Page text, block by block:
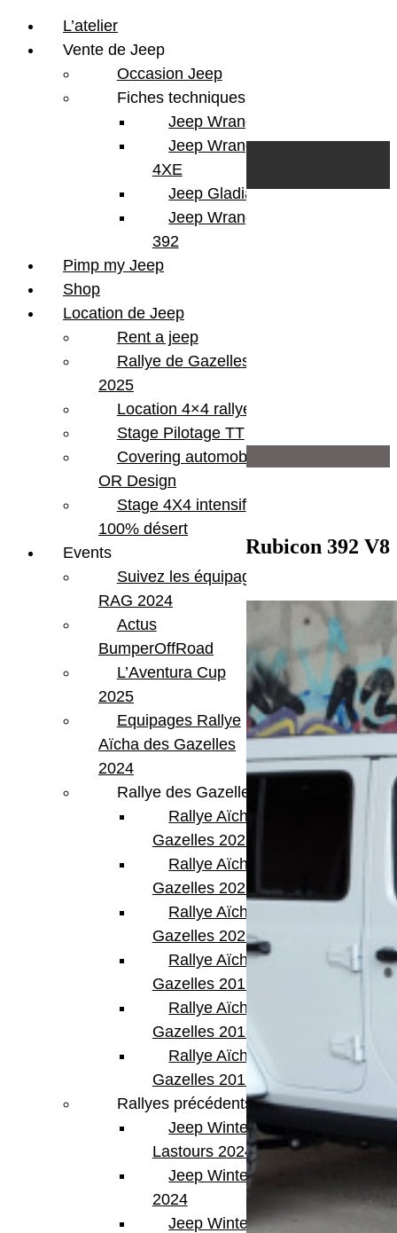
Wrangler 392 V8
Rubicon
KMS
7000
White
4 Portes
Essence
Automatique
V8 392 HEMI
Infos supplémentaires
Central locking
Optiques à led
Parechoc arrière acier
Parechoc avant acier
Jeep Wrangler Unlimited Rubicon 392 V8
L’atelier
Vente de Jeep
Occasion Jeep
Fiches techniques
Jeep Wrangler JL
Jeep Wrangler
4XE
Jeep Gladiator
Jeep Wrangler V8
392
Pimp my Jeep
Shop
Location de Jeep
Rent a jeep
Rallye de Gazelles
2025
Location 4×4 rallye
Stage Pilotage TT
Covering automobile –
OR Design
Stage 4X4 intensif
100% désert
Events
Suivez les équipages
RAG 2024
Actus
BumperOffRoad
L’Aventura Cup
2025
Equipages Rallye
Aïcha des Gazelles
2024
Rallye des Gazelles
Rallye Aïcha des
Gazelles 2023
Rallye Aïcha des
Gazelles 2022
Rallye Aïcha des
Gazelles 2021 -30th
Rallye Aïcha des
Gazelles 2019
Rallye Aïcha des
Gazelles 2018
Rallye Aïcha des
Gazelles 2017
Rallyes précédents
Jeep Winter
Lastours 2024
Jeep Winter Tour
2024
Jeep Winter Tour